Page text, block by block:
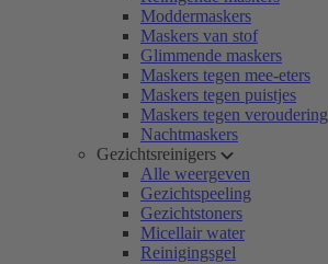
Moddermaskers
Maskers van stof
Glimmende maskers
Maskers tegen mee-eters
Maskers tegen puistjes
Maskers tegen veroudering
Nachtmaskers
Gezichtsreinigers
Alle weergeven
Gezichtspeeling
Gezichtstoners
Micellair water
Reinigingsgel